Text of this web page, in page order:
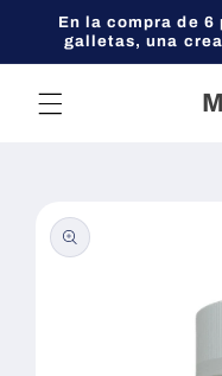
directamente
al contenido
En la compra de
galletas, una
información